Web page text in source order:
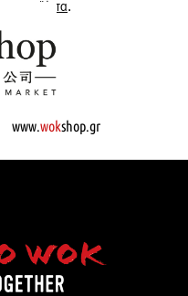
προϊόντα.
www.wokshop.gr